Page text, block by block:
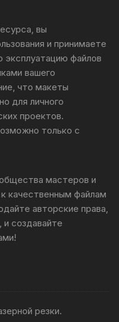
вы
и принимаете
эксплуатацию файлов
вашего
что макеты
для личного
проектов.
только с
мастеров и
качественным файлам
авторские права,
и создавайте
резки.